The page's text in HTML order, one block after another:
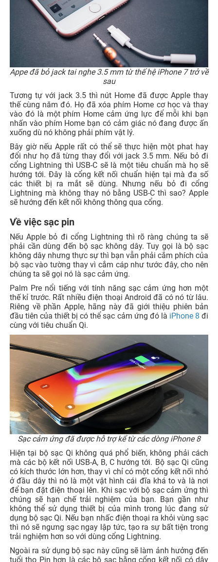
Appe đã bỏ jack tai nghe 3.5 mm từ thế hệ iPhone 7 trở về
sau
Tương tự với jack 3.5 thì nút Home đã được Apple thay
thế cùng năm đó. Họ đã xóa phím Home cơ học và thay
vào đó là một phím Home cảm ứng lực để mỗi khi bạn
nhấn vào phím Home bạn có cảm giác nó đang được ấn
xuống dù nó không phải phím vật lý.
Bây giờ nếu Apple rất có thể sẽ thực hiện một phat hay
đổi như họ đã từng thay đổi với jack 3.5 mm. Nếu bỏ đi
cổng Lightning thì USB-C sẽ là một tiêu chuẩn mà họ sẽ
hướng tới. Đây là cổng kết nối chuẩn hiện tại mà đa số
các thiết bị ra mắt sẽ dùng. Nhưng nếu bỏ đi cổng
Lightning mà không thay nó bằng USB-C thì sao? Apple
sẽ hướng đến kết nối không thông qua cổng.
Về việc sạc pin
Nếu Apple bỏ đi cổng Lightning thì rõ ràng chúng ta sẽ
phải cần dùng đến bộ sạc không dây. Tuy gọi là bộ sạc
không dây nhưng thực sự thì bạn vẫn phải cắm phích của
bộ sạc vào tường thay vì cắm cáp như tước đây, cho nên
chúng ta sẽ gọi nó là sạc cảm ứng.
Palm Pre nổi tiếng với tính năng sạc cảm ứng hơn một
thế kỉ trước. Rất nhiều điện thoại Android đã có nó từ lâu.
Riêng về phần Apple, hãng này đã giới thiệu phiên bản
đầu tiên của thiết bị có thể sạc cảm ứng đó là iPhone 8 đi
cùng với tiêu chuẩn Qi.
Sạc cảm ứng đã được hỗ trợ kể từ các dòng iPhone 8
Hiện tại bộ sạc Qi không quá phổ biến, không phải cách
mà các bộ kết nối USB-A, B, C hướng tới. Bộ sạc Qi cũng
có kích thước lớn hơn, thay vì chỉ có một cổng kết nối nhỏ
ở đầu dây thì nó là một vật hình cái đĩa khá to và là nơi
để bạn đặt điện thoại lên. Khi sạc với bộ sạc cảm ứng thì
chúng sẽ hạn chế trải nghiệm của bạn. Bạn gần như
không thể sử dụng thiết bị của mình trong lúc đang sử
dụng bộ sạc Qi. Nếu bạn nhấc điện thoại ra khỏi vùng sạc
thì nó sẽ ngưng sạc ngay lập tức, tạo ra sự bất tiện trong
trải nghiệm hơn so với dùng cổng Lightning.
Ngoài ra sử dụng bộ sạc này cũng sẽ làm ảnh hưởng đến
tuổi thọ Pin hơn là các bộ sạc bằng cổng kết nối có dây